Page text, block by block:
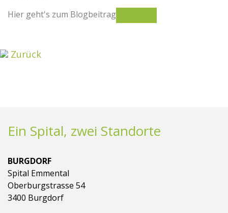
Hier geht's zum Blogbeitrag
Zurück
Ein Spital, zwei Standorte
BURGDORF
Spital Emmental
Oberburgstrasse 54
3400 Burgdorf